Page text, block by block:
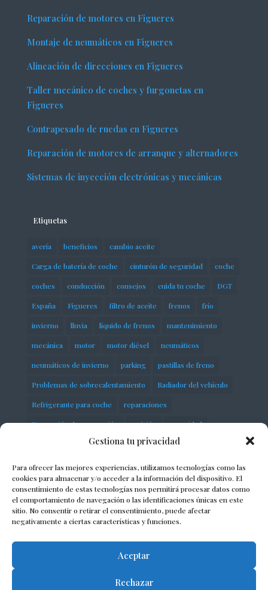
Gestiona tu privacidad
Para ofrecer las mejores experiencias, utilizamos tecnologías como las
cookies para almacenar y/o acceder a la información del dispositivo. El
consentimiento de estas tecnologías nos permitirá procesar datos como
el comportamiento de navegación o las identificaciones únicas en este
sitio. No consentir o retirar el consentimiento, puede afectar
negativamente a ciertas características y funciones.
Aceptar
Rechazar
Reparación de motores en Figueres
Montaje de neumáticos en Figueres
Alineación de direcciones en Figueres
Taller mecánico de coches y furgonetas en
Figueres
Contrapesado de ruedas en Figueres
Reparación de motores de arranque y alternadores
Sistemas de inyección electrónicas y mecánicas
Etiquetas
avería beneficios cambio aceite
Carga de batería de coche cinturón de seguridad coche
coches conducción consejos cuida tu coche DGT
España Figueres filtro de aceite frenos frío
invierno lluvia líquido de frenos mantenimiento
mecánica motor motor diésel neumáticos
neumáticos de invierno parking pastillas de freno
Problemas de sobrecalentamiento Radiador del vehículo
Refrigerante para coche reparaciones
Reparación de suspensión revisión seguridad
Sobrecalentamiento del motor
Suspensión neumática taller talleres
talleres mecánicos taller mecánico
Termostato automotriz vehículo vehículos
Volkswagen